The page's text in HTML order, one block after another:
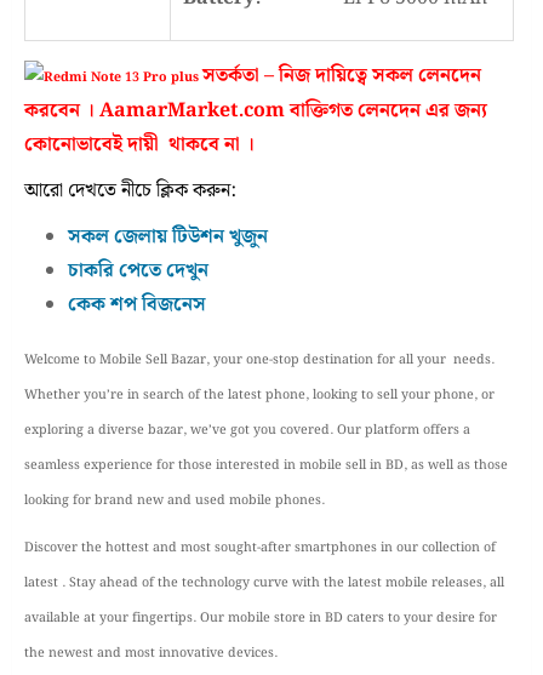
সতর্কতা – নিজ দায়িত্বে সকল লেনদেন
করবেন । AamarMarket.com বাক্তিগত লেনদেন এর জন্য
কোনোভাবেই দায়ী থাকবে না ।
আরো দেখতে নীচে ক্লিক করুন:
সকল জেলায় টিউশন খুজুন
চাকরি পেতে দেখুন
কেক শপ বিজনেস
Welcome to Mobile Sell Bazar, your one-stop destination for all your needs.
Whether you’re in search of the latest phone, looking to sell your phone, or
exploring a diverse bazar, we’ve got you covered. Our platform offers a
seamless experience for those interested in mobile sell in BD, as well as those
looking for brand new and used mobile phones.
Discover the hottest and most sought-after smartphones in our collection of
latest . Stay ahead of the technology curve with the latest mobile releases, all
available at your fingertips. Our mobile store in BD caters to your desire for
the newest and most innovative devices.